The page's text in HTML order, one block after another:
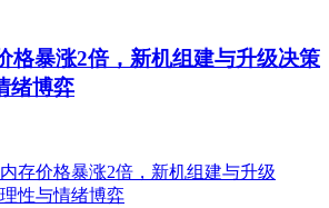
格暴涨2倍，新机组建与升级决策
绪博弈